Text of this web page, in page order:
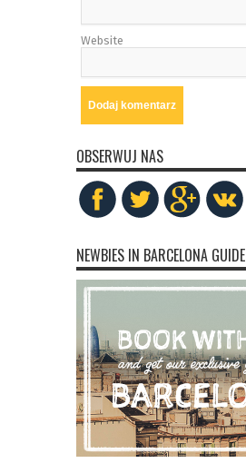
Website
OBSERWUJ NAS
NEWBIES IN BARCELONA GUIDE